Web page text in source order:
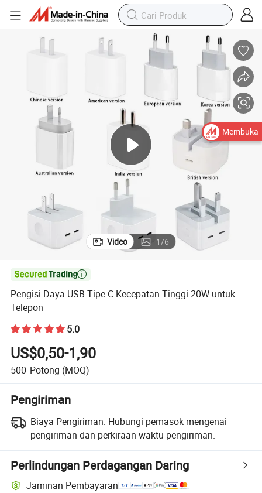
Video 1/6

Pengisi Daya USB Tipe-C Kecepatan Tinggi 20W untuk
Telepon
5.0
US$0,50-1,90
500 Potong (MOQ)
Pengiriman
Biaya Pengiriman: Hubungi pemasok mengenai
pengiriman dan perkiraan waktu pengiriman.
Perlindungan Perdagangan Daring
Jaminan Pembayaran
Membuka